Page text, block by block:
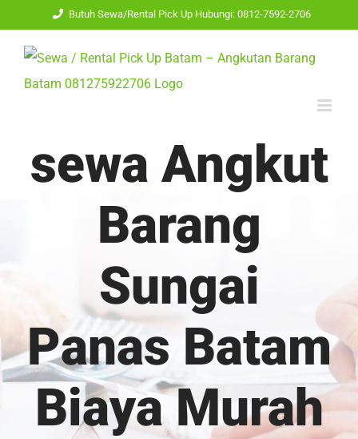
content
Butuh Sewa/Rental Pick Up Hubungi: 0812-7592-2706
sewa Angkut
Barang
Sungai
Panas Batam
Biaya Murah